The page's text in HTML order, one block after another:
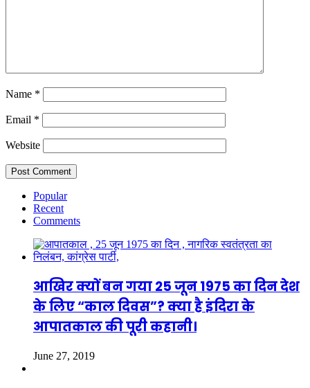
Name *
Email *
Website
Popular
Recent
Comments
आखिर क्यों बन गया 25 जून 1975 का दिन देश
के लिए “काल दिवस”? क्या है इंदिरा के
आपातकाल की पूरी कहानी।
June 27, 2019